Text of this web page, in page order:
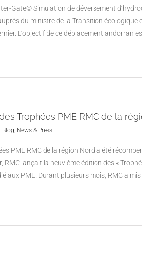
Gate© Simulation de déversement
du ministre de la Transition écologique
L’objectif de ce déplacement andorran
Trophées PME RMC de la
Blog, News & Press
PME RMC de la région Nord a été
RMC lançait la neuvième édition des «
aux PME. Durant plusieurs mois, RMC a mis